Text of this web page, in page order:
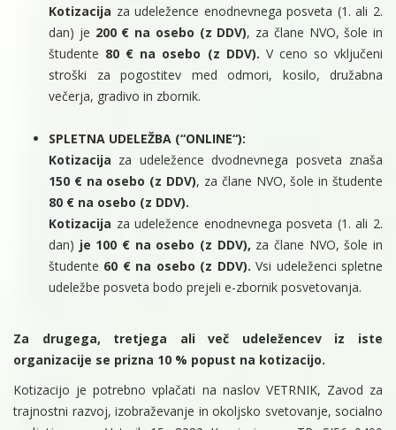
Kotizacija za udeležence enodnevnega posveta (1. ali 2.
dan) je 200 € na osebo (z DDV), za člane NVO, šole in
študente 80 € na osebo (z DDV). V ceno so vključeni
stroški za pogostitev med odmori, kosilo, družabna
večerja, gradivo in zbornik.
SPLETNA UDELEŽBA (“ONLINE“):
Kotizacija za udeležence dvodnevnega posveta znaša
150 € na osebo (z DDV), za člane NVO, šole in študente
80 € na osebo (z DDV).
Kotizacija za udeležence enodnevnega posveta (1. ali 2.
dan) je 100 € na osebo (z DDV), za člane NVO, šole in
študente 60 € na osebo (z DDV). Vsi udeleženci spletne
udeležbe posveta bodo prejeli e-zbornik posvetovanja.
Za drugega, tretjega ali več udeležencev iz iste
organizacije se prizna 10 % popust na kotizacijo.
Kotizacijo je potrebno vplačati na naslov VETRNIK, Zavod za
trajnostni razvoj, izobraževanje in okoljsko svetovanje, socialno